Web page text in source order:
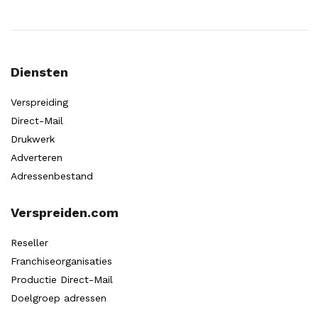
Diensten
Verspreiding
Direct-Mail
Drukwerk
Adverteren
Adressenbestand
Verspreiden.com
Reseller
Franchiseorganisaties
Productie Direct-Mail
Doelgroep adressen